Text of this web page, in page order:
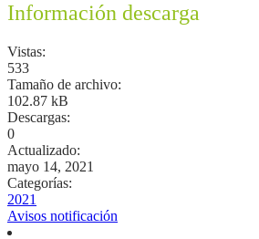
Información descarga
Vistas:
533
Tamaño de archivo:
102.87 kB
Descargas:
0
Actualizado:
mayo 14, 2021
Categorías:
2021
Avisos notificación